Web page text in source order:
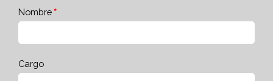
Nombre
Cargo